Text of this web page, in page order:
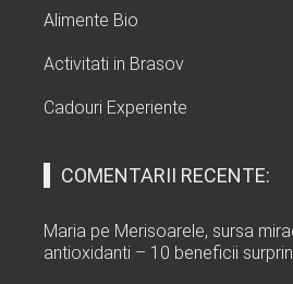
Alimente Bio
Activitati in Brasov
Cadouri Experiente
COMENTARII RECENTE:
Maria pe Merisoarele, sursa
antioxidanti – 10 beneficii